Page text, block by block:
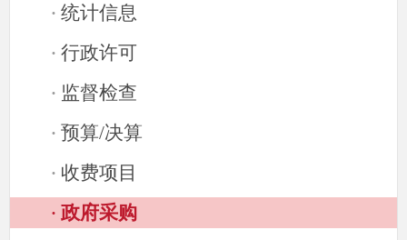
· 统计信息
· 行政许可
· 监督检查
· 预算/决算
· 收费项目
· 政府采购